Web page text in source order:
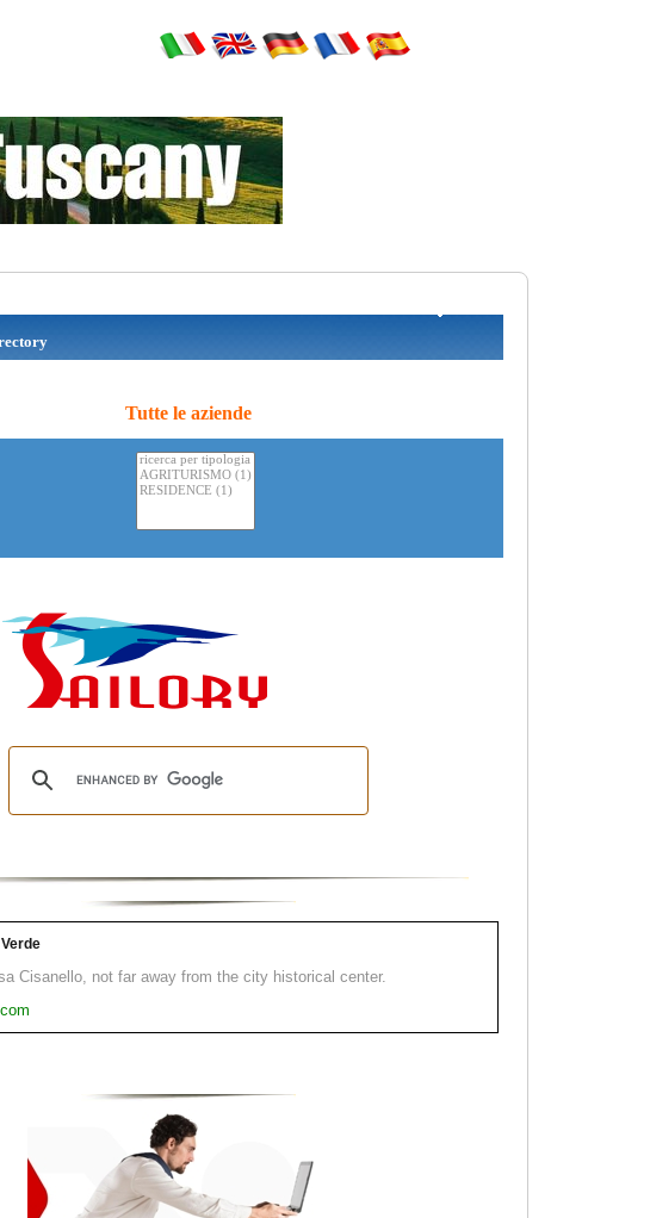
Tutte le aziende
Cisanello, not far away from the city historical center.